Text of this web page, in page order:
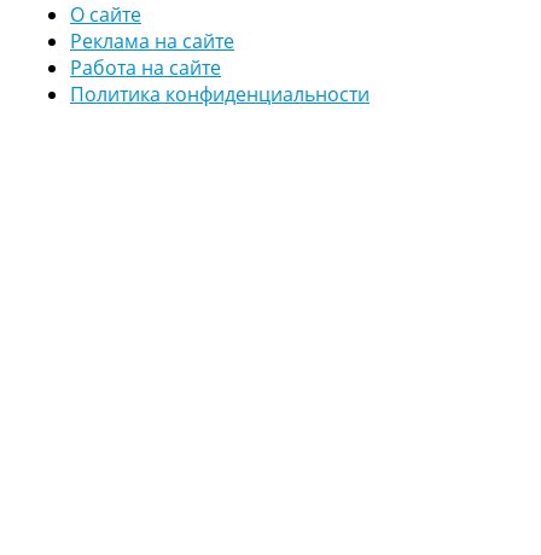
О сайте
Реклама на сайте
Работа на сайте
Политика конфиденциальности